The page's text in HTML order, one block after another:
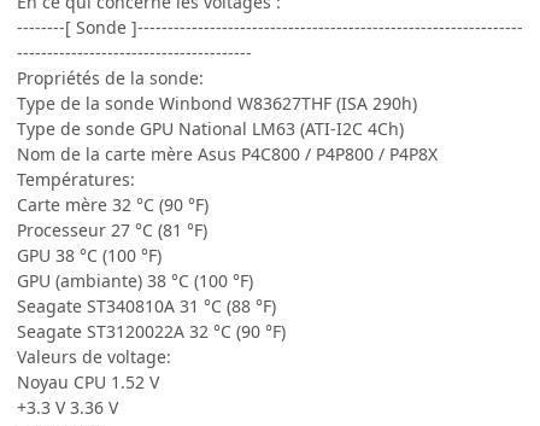
--------[ Sonde ]----------------------------------------------------------------
---------------------------------------
Propriétés de la sonde:
Type de la sonde Winbond W83627THF (ISA 290h)
Type de sonde GPU National LM63 (ATI-I2C 4Ch)
Nom de la carte mère Asus P4C800 / P4P800 / P4P8X
Températures:
Carte mère 32 °C (90 °F)
Processeur 27 °C (81 °F)
GPU 38 °C (100 °F)
GPU (ambiante) 38 °C (100 °F)
Seagate ST340810A 31 °C (88 °F)
Seagate ST3120022A 32 °C (90 °F)
Valeurs de voltage:
Noyau CPU 1.52 V
+3.3 V 3.36 V